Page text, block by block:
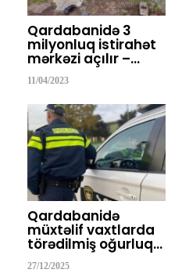
Qardabanidə 3
milyonluq istirahət
mərkəzi açılır –…
11/04/2023
Qardabanidə
müxtəlif vaxtlarda
törədilmiş oğurluq…
27/12/2025